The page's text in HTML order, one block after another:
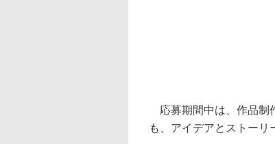
応募期間中は、作品制
も、アイデアとストーリ